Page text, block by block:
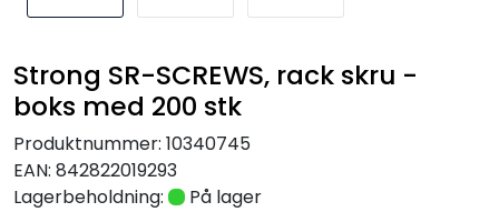
Strong SR-SCREWS, rack skru -
boks med 200 stk
Produktnummer: 10340745
EAN: 842822019293
Lagerbeholdning:
På lager
Merker